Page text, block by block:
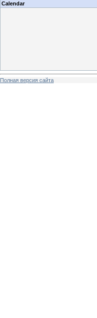
Calendar
Полная версия сайта